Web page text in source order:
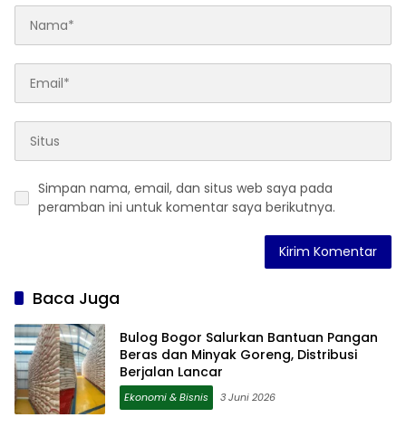
Simpan nama, email, dan situs web saya pada
peramban ini untuk komentar saya berikutnya.
Baca Juga
Bulog Bogor Salurkan Bantuan Pangan
Beras dan Minyak Goreng, Distribusi
Berjalan Lancar
Ekonomi & Bisnis 3 Juni 2026